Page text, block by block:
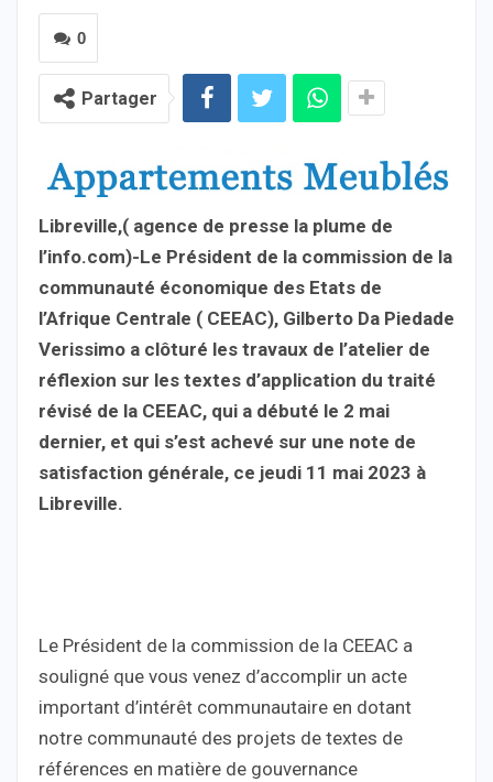
0
Partager
Libreville,( agence de presse la plume de
l’info.com)-Le Président de la commission de la
communauté économique des Etats de
l’Afrique Centrale ( CEEAC), Gilberto Da Piedade
Verissimo a clôturé les travaux de l’atelier de
réflexion sur les textes d’application du traité
révisé de la CEEAC, qui a débuté le 2 mai
dernier, et qui s’est achevé sur une note de
satisfaction générale, ce jeudi 11 mai 2023 à
Libreville.
Le Président de la commission de la CEEAC a
souligné que vous venez d’accomplir un acte
important d’intérêt communautaire en dotant
notre communauté des projets de textes de
références en matière de gouvernance